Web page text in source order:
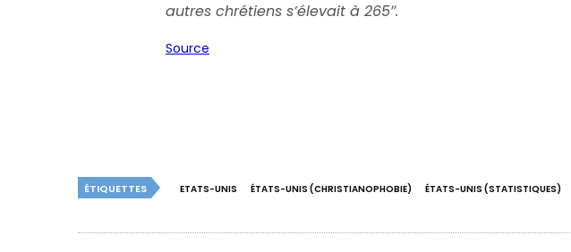
autres chrétiens s’élevait à 265″.
Source
ÉTIQUETTES ETATS-UNIS ÉTATS-UNIS (CHRISTIANOPHOBIE) ÉTATS-UNIS (STATISTIQUES)